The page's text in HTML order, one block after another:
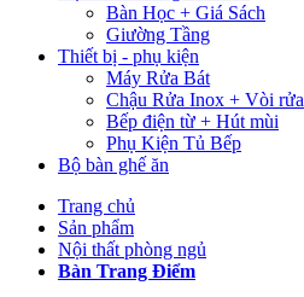
Bàn Học + Giá Sách
Giường Tầng
Thiết bị - phụ kiện
Máy Rửa Bát
Chậu Rửa Inox + Vòi rửa
Bếp điện từ + Hút mùi
Phụ Kiện Tủ Bếp
Bộ bàn ghế ăn
Trang chủ
Sản phẩm
Nội thất phòng ngủ
Bàn Trang Điểm